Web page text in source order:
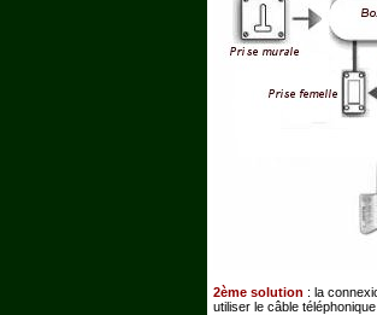
2ème solution : la
utiliser le câble